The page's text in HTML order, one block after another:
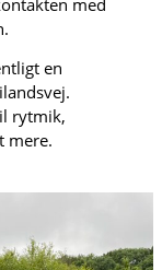
en
rytmik,
mere.